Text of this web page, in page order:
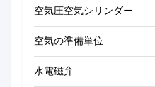
空気圧空気シリンダー
空気の準備単位
水電磁弁